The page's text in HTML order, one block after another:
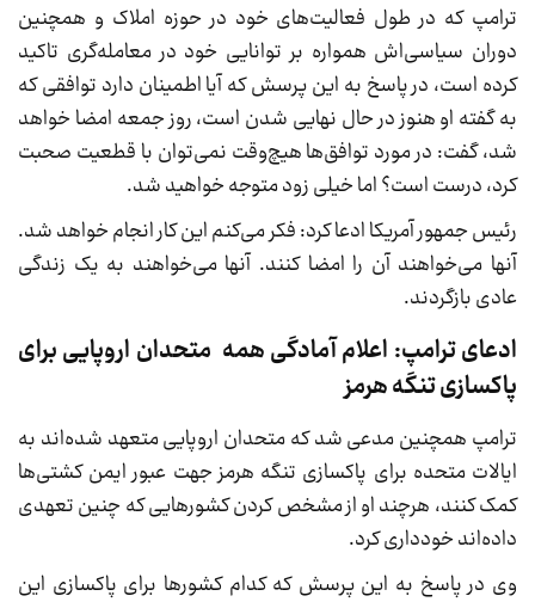
ترامپ که در طول فعالیت‌های خود در حوزه املاک و همچنین
دوران سیاسی‌اش همواره بر توانایی خود در معامله‌گری تاکید
کرده است، در پاسخ به این پرسش که آیا اطمینان دارد توافقی که
به گفته او هنوز در حال نهایی شدن است، روز جمعه امضا خواهد
شد، گفت: در مورد توافق‌ها هیچ‌وقت نمی‌توان با قطعیت صحبت
کرد، درست است؟ اما خیلی زود متوجه خواهید شد.
رئیس جمهور آمریکا ادعا کرد: فکر می‌کنم این کار انجام خواهد شد.
آنها می‌خواهند آن را امضا کنند. آنها می‌خواهند به یک زندگی
عادی بازگردند.
ادعای ترامپ: اعلام آمادگی همه متحدان اروپایی برای
پاکسازی تنگه هرمز
ترامپ همچنین مدعی شد که متحدان اروپایی متعهد شده‌اند به
ایالات متحده برای پاکسازی تنگه هرمز جهت عبور ایمن کشتی‌ها
کمک کنند، هرچند او از مشخص کردن کشورهایی که چنین تعهدی
داده‌اند خودداری کرد.
وی در پاسخ به این پرسش که کدام کشورها برای پاکسازی این